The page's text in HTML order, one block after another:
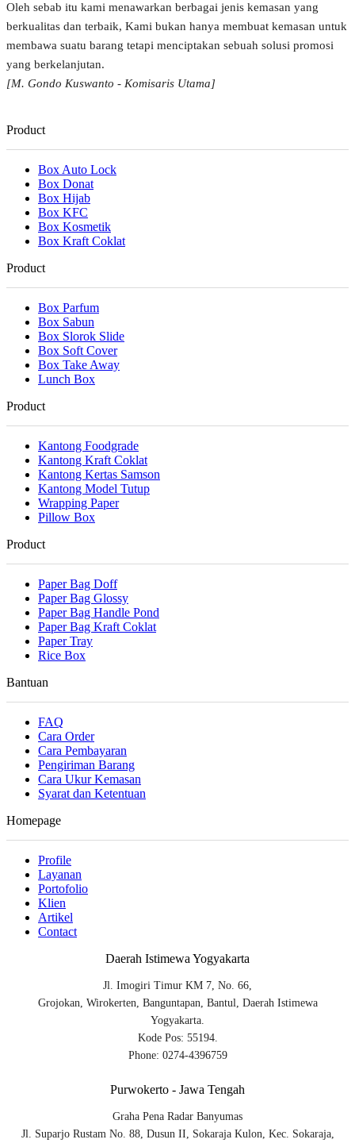
Oleh sebab itu kami menawarkan berbagai jenis kemasan yang
berkualitas dan terbaik, Kami bukan hanya membuat kemasan untuk
membawa suatu barang tetapi menciptakan sebuah solusi promosi
yang berkelanjutan.
[M. Gondo Kuswanto - Komisaris Utama]
Product
Box Auto Lock
Box Donat
Box Hijab
Box KFC
Box Kosmetik
Box Kraft Coklat
Product
Box Parfum
Box Sabun
Box Slorok Slide
Box Soft Cover
Box Take Away
Lunch Box
Product
Kantong Foodgrade
Kantong Kraft Coklat
Kantong Kertas Samson
Kantong Model Tutup
Wrapping Paper
Pillow Box
Product
Paper Bag Doff
Paper Bag Glossy
Paper Bag Handle Pond
Paper Bag Kraft Coklat
Paper Tray
Rice Box
Bantuan
FAQ
Cara Order
Cara Pembayaran
Pengiriman Barang
Cara Ukur Kemasan
Syarat dan Ketentuan
Homepage
Profile
Layanan
Portofolio
Klien
Artikel
Contact
Daerah Istimewa Yogyakarta
Jl. Imogiri Timur KM 7, No. 66,
Grojokan, Wirokerten, Banguntapan, Bantul, Daerah Istimewa
Yogyakarta.
Kode Pos: 55194.
Phone: 0274-4396759
Purwokerto - Jawa Tengah
Graha Pena Radar Banyumas
Jl. Suparjo Rustam No. 88, Dusun II, Sokaraja Kulon, Kec. Sokaraja,